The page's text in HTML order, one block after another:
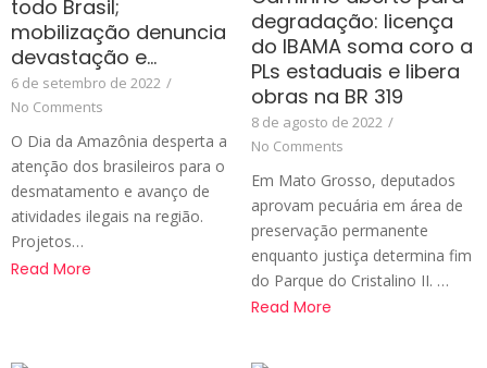
todo Brasil;
mobilização denuncia
devastação e…
6 de setembro de 2022 /
No Comments
O Dia da Amazônia desperta a
atenção dos brasileiros para o
desmatamento e avanço de
atividades ilegais na região.
Projetos…
Read More
degradação: licença
do IBAMA soma coro a
PLs estaduais e libera
obras na BR 319
8 de agosto de 2022 /
No Comments
Em Mato Grosso, deputados
aprovam pecuária em área de
preservação permanente
enquanto justiça determina fim
do Parque do Cristalino II. …
Read More